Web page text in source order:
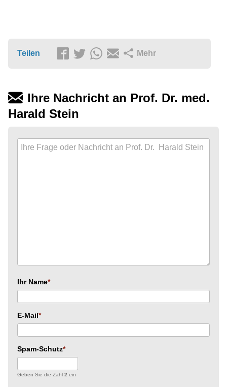
Teilen Mehr
Ihre Nachricht an Prof. Dr. med.
Harald Stein
Ihr Name
E-Mail
Spam-Schutz
Geben Sie die Zahl 2 ein